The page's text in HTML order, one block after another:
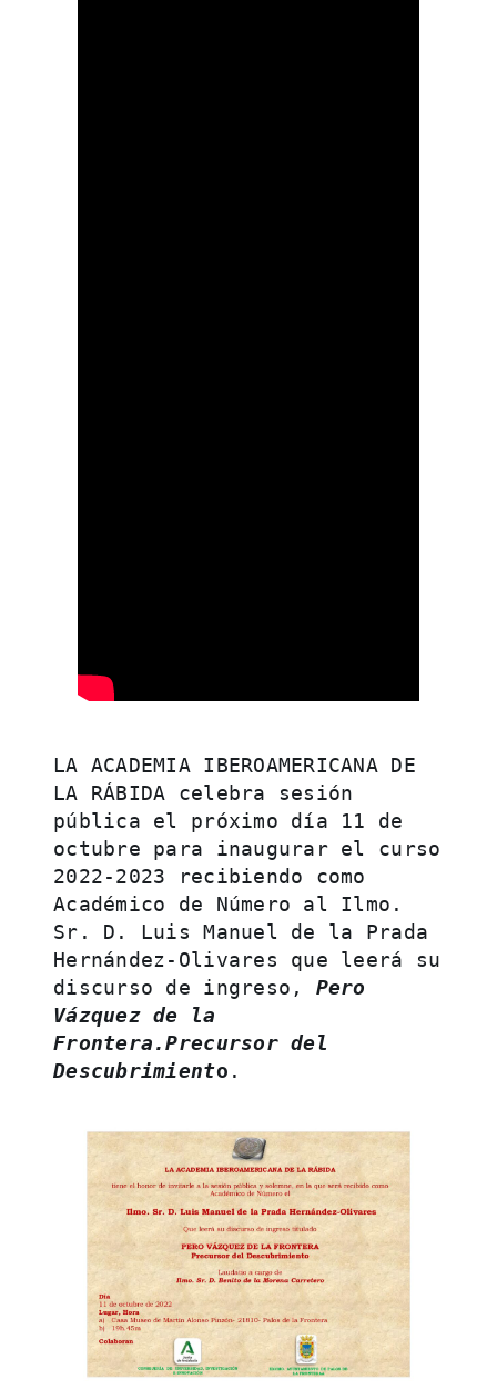
LA ACADEMIA IBEROAMERICANA DE
LA RÁBIDA celebra sesión
pública el próximo día 11 de
octubre para inaugurar el curso
2022-2023 recibiendo como
Académico de Número al Ilmo.
Sr. D. Luis Manuel de la Prada
Hernández-Olivares que leerá su
discurso de ingreso, Pero
Vázquez de la
Frontera.Precursor del
Descubrimiento .